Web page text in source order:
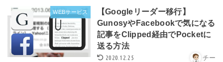
WEBサービス
【Googleリーダー移行】
GunosyやFacebookで気になる
記事をClipped経由でPocketに
送る方法
2020.12.25 チー